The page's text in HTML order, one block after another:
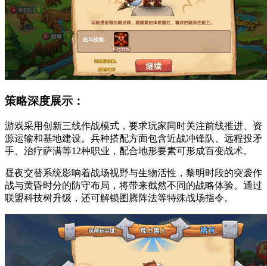
策略深度展示：
游戏采用创新三线作战模式，要求玩家同时关注前线推进、资
源运输和基地建设。兵种搭配方面包含近战冲锋队、远程投矛
手、治疗萨满等12种职业，配合地形要素可形成百变战术。
昼夜交替系统影响着战场视野与生物活性，黎明时段的突袭作
战与黄昏时分的防守布局，将带来截然不同的战略体验。通过
联盟科技树升级，还可解锁图腾阵法等特殊战场指令。